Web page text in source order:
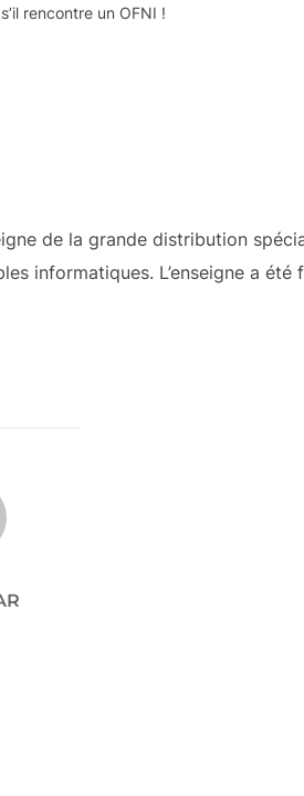
rencontre un OFNI !
de la grande distribution
informatiques. L’enseigne a été